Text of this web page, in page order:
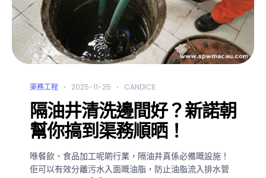
渠務工程 2025-11-25 CANDICE
隔油井清洗邊間好？新諾朝
幫你搞到渠務順晒！
喺餐飲、食品加工呢啲行業，隔油井真係必備嘅設施！
佢可以有效分離污水入面嘅油脂，防止油脂流入排水管